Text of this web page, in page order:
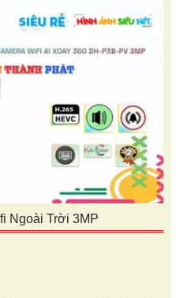
Ngoài Trời 3MP